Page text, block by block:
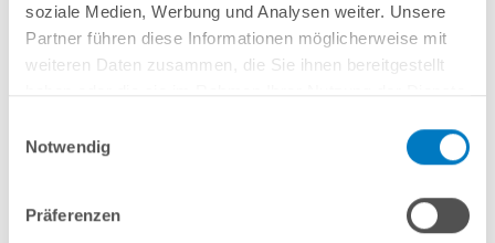
soziale Medien, Werbung und Analysen weiter. Unsere
Partner führen diese Informationen möglicherweise mit
weiteren Daten zusammen, die Sie ihnen bereitgestellt
Notwendig
Präferenzen
SandfilteranlagePOOLSANAPro Next 300 / SPECK PlusPump 5(Made
in Germany) inkl. Filtersand